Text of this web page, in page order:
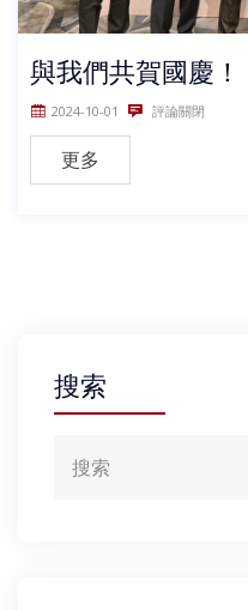
與我們共賀國慶！
2024-10-01 評論關閉
更多
搜索